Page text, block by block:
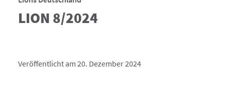
LION 8/2024
Veröffentlicht am 20. Dezember 2024